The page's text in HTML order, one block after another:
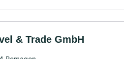
& Trade GmbH